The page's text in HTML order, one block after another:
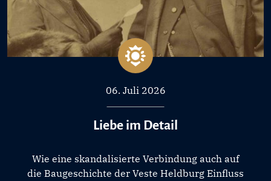
06. Juli 2026
Liebe im Detail
Wie eine skandalisierte Verbindung auch auf
die Baugeschichte der Veste Heldburg Einfluss